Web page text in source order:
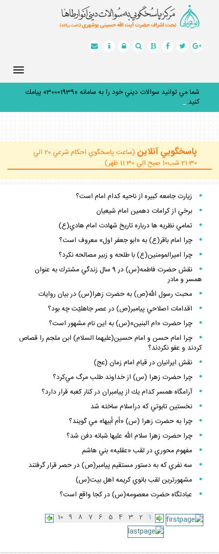
شما مي توانيد سوالات ديني خود را به سامانه «30001939» پيامك
كنيد. _
پاسخگويي آنلاين
(ساعت پاسخگوي احكام شرعي 20 الي
21:30 شب10 صبح الي 11:30 ظهر)
زيارت جامعه كبيره از ناحيه كدام امام است؟
برخي از كرامات دهمين امام شيعيان
تمامي نظريه ها درباره تاريخ شهادت امام هادي(ع)
چرا امام باقر(ع) به «ابو جعفر اول» معروف است؟
چرا اميرالمومنين(ع) با طلحه و زبير مصالحه نكرد؟
نقش حضرت فاطمه(س) در 9 سال زندگي مشترك به عنوان
همسر و مادر
محبت رسول الله(ص) به حضرت زهرا(س) در بيان روايات
اقدامات اصلاحي پيامبر(ص) در عصر جاهليّت چه بود؟
چرا حضرت «ام البنين»(س) به اين نام مشهور است؟
چرا امام حسن و امام حسين(عليهما السلام) ابن ملجم را قصاص
كردند و عفو نكردند؟
نقش ايرانيان در قيام امام زمان (عج)
چرا حضرت زهرا (س) از خداوند طلب مرگ مي‌كرد؟
آرامگاه همسر كدام يك از پيامبران در كنار كعبه قرار دارد؟
نخستين تابوتي كه دراسلام ساخته شد
چرا به حضرت زهرا (س) «أم أبيها» مي گويند؟
چرا حضرت زهرا سلام الله عليها شبانه دفن شد؟
مفهوم محوري در لقب «عقليه» بني هاشم
سه نفري كه به دستور مستقيم پيامبر(ص) در حصر قرار گرفتند
مشهورترين لقب بانوي كريمه اهل بيت(س)
عبادتگاه حضرت معصومه(س) در كجا واقع است؟